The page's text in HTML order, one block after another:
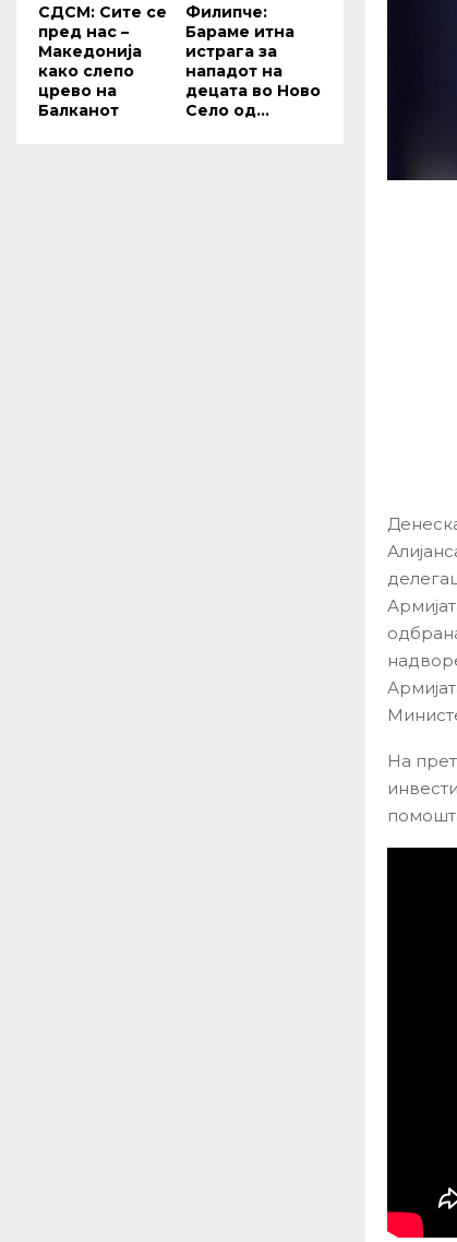
На
СДСМ: Сите се
пред нас –
Македонија
како слепо
црево на
Балканот
Филипче:
Бараме итна
истрага за
нападот на
децата во Ново
Село од...